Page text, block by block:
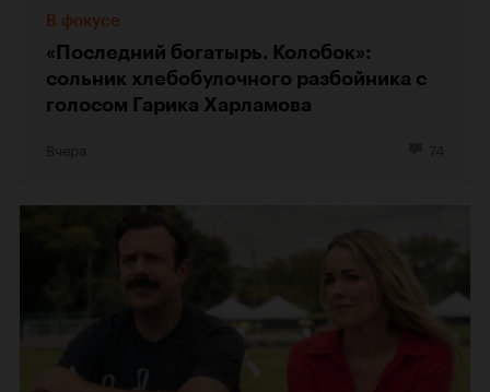
В фокусе
«Последний богатырь. Колобок»:
сольник хлебобулочного разбойника с
голосом Гарика Харламова